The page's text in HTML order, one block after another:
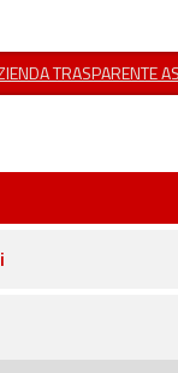
TRASPARENTE